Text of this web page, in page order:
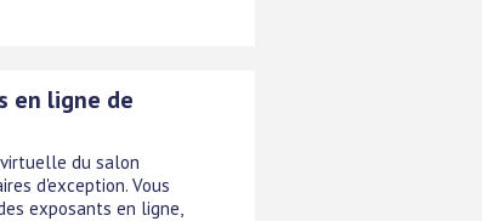
en ligne de
du salon
d'exception. Vous
exposants en ligne,